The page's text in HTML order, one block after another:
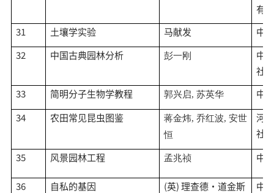
有
31
土壤学实验 马献发
中
32
中国古典园林分析 彭一刚
中
社
33
简明分子生物学教程 郭兴启, 苏英华
中
34
农田常见昆虫图鉴 蒋金炜, 乔红波, 安世
恒
河
社
35
风景园林工程 孟兆祯 中
36 自私的基因 (英) 理查德·道金斯
中